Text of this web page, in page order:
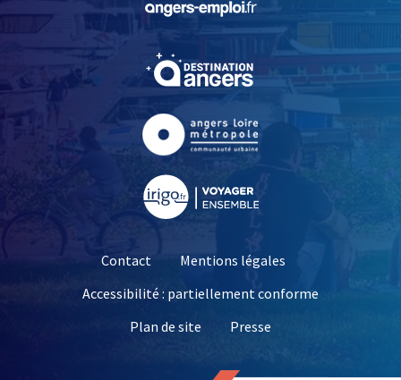
, Ouvre une nouvelle
, Ouvre une nouvelle
Contact
Mentions légales
Accessibilité : partiellement conforme
Plan de site
Presse